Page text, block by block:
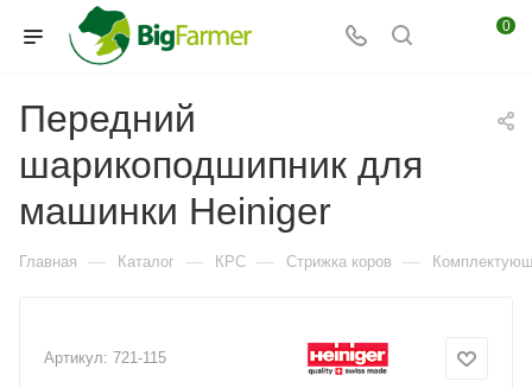
0
Передний
шарикоподшипник для
машинки Heiniger
Главная — Каталог — КРС — Стрижка коров —
Артикул: 721-115